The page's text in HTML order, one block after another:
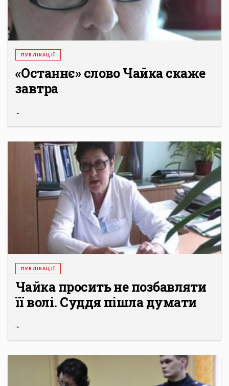
ПУБЛІКАЦІЇ
«Останнє» слово Чайка скаже
завтра
...
ПУБЛІКАЦІЇ
Чайка просить не позбавляти
її волі. Суддя пішла думати
...